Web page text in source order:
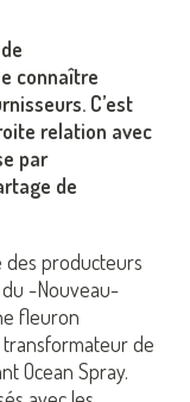
connaître
C’est
relation avec
par
de
des producteurs
du -Nouveau-
fleuron
de
Ocean Spray.